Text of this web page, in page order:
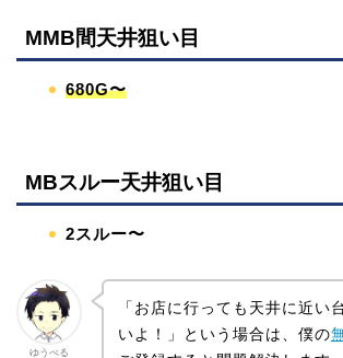
MMB間天井狙い目
680G〜
MBスルー天井狙い目
2スルー〜
ゆうべる
「お店に行っても天井に近い
いよ！」という場合は、僕の